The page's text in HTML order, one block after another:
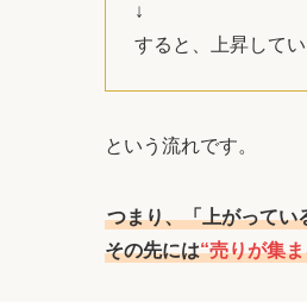
↓
すると、上昇して
という流れです。
つまり、「上がってい
その先には“売りが集